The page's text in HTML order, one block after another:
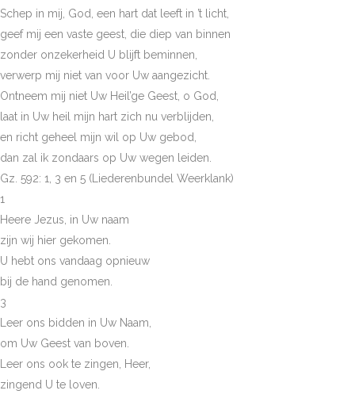
Schep in mij, God, een hart dat leeft in ’t licht,
geef mij een vaste geest, die diep van binnen
zonder onzekerheid U blijft beminnen,
verwerp mij niet van voor Uw aangezicht.
Ontneem mij niet Uw Heil’ge Geest, o God,
laat in Uw heil mijn hart zich nu verblijden,
en richt geheel mijn wil op Uw gebod,
dan zal ik zondaars op Uw wegen leiden.
Gz. 592: 1, 3 en 5 (Liederenbundel Weerklank)
1
Heere Jezus, in Uw naam
zijn wij hier gekomen.
U hebt ons vandaag opnieuw
bij de hand genomen.
3
Leer ons bidden in Uw Naam,
om Uw Geest van boven.
Leer ons ook te zingen, Heer,
zingend U te loven.